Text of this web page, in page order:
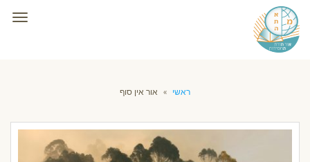
ראשי » אור אין סוף